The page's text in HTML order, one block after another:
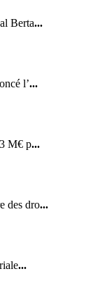
Berta...
l’...
M€ p...
des dro...
...